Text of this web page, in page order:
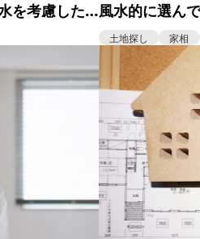
を考慮した
風水的に選ん
条件を紹介
土地探し 家相